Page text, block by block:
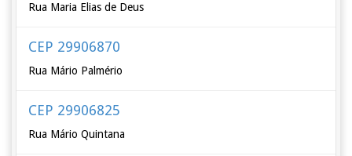
Rua Maria Elias de Deus
CEP 29906870
Rua Mário Palmério
CEP 29906825
Rua Mário Quintana